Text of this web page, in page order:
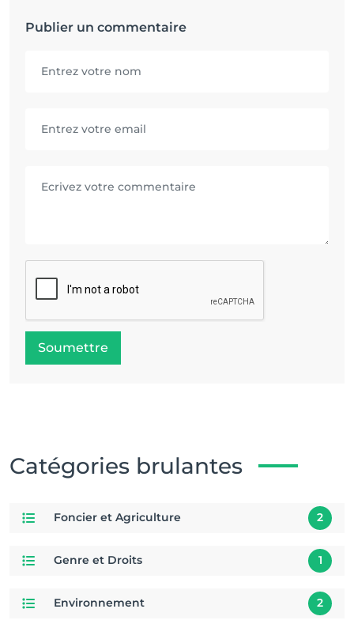
Publier un commentaire
Soumettre
Catégories brulantes
Foncier et Agriculture 2
Genre et Droits 1
Environnement 2